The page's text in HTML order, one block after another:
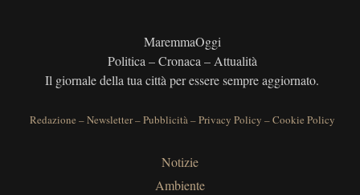
MaremmaOggi
Politica – Cronaca – Attualità
Il giornale della tua città per essere sempre aggiornato.
Redazione –Newsletter–Pubblicità–Privacy Policy –Cookie Policy
Notizie
Ambiente